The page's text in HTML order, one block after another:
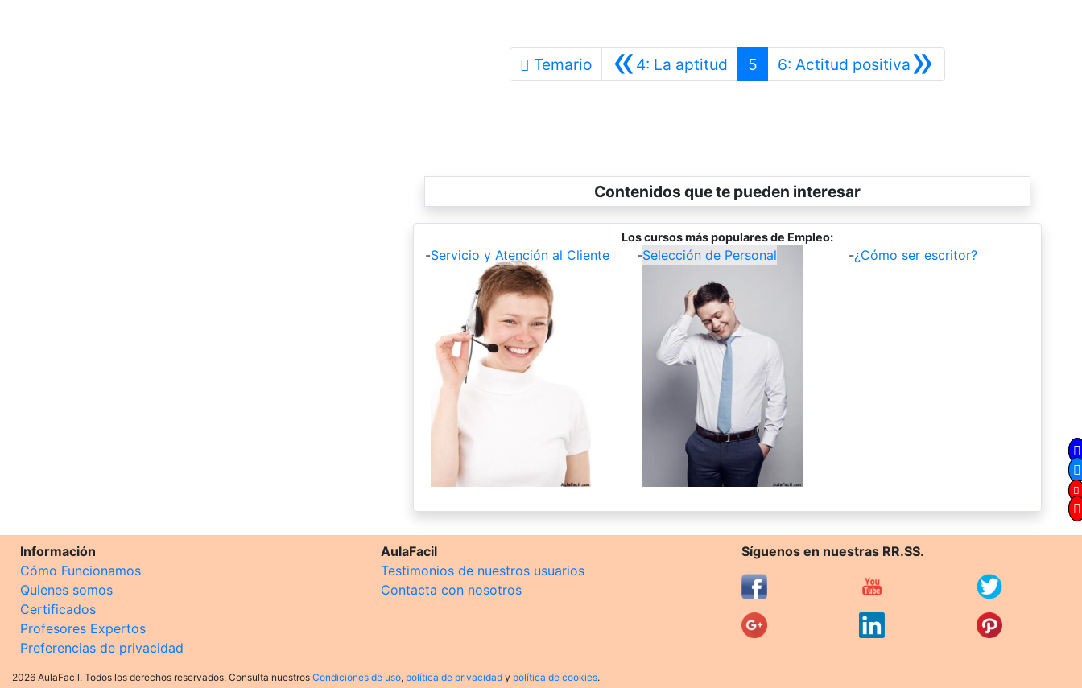
Temario «4: La aptitudAnterior
5 »
6: Actitud positivaSiguiente
Contenidos que te pueden interesar
Los cursos más populares de Empleo:
-Servicio y Atención al Cliente -Selección de Personal -¿Cómo ser escritor?
Información
Cómo Funcionamos
Quienes somos
Certificados
Profesores Expertos
Preferencias de privacidad
AulaFacil
Testimonios de nuestros usuarios
Contacta con nosotros
Síguenos en nuestras RR.SS.
2026 AulaFacil. Todos los derechos reservados. Consulta nuestros Condiciones de uso, política de privacidad y política de cookies.